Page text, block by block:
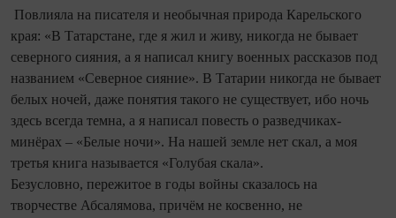
Повлияла на писателя и необычная природа Карельского
края: «В Татарстане, где я жил и живу, никогда не бывает
северного сияния, а я написал книгу военных рассказов под
названием «Северное сияние». В Татарии никогда не бывает
белых ночей, даже понятия такого не существует, ибо ночь
здесь всегда темна, а я написал повесть о разведчиках-
минёрах – «Белые ночи». На нашей земле нет скал, а моя
третья книга называется «Голубая скала».
Безусловно, пережитое в годы войны сказалось на
творчестве Абсалямова, причём не косвенно, не